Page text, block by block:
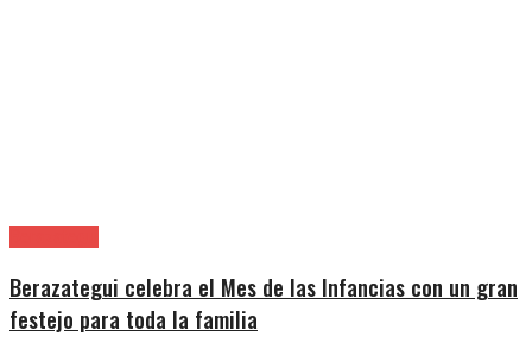
Berazategui celebra el Mes de las Infancias con un gran
festejo para toda la familia